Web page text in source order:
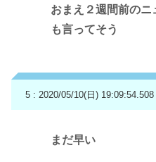
おまえ２週間前の
も言ってそう
5 : 2020/05/10(日) 19:09:54.508
まだ早い